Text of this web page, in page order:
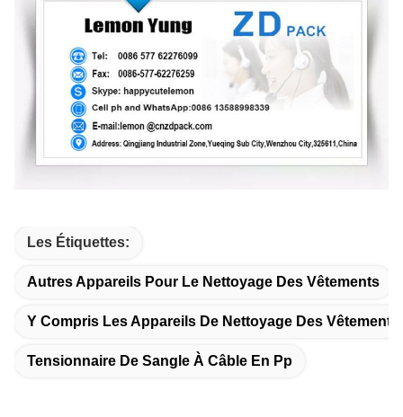
Les Étiquettes:
Autres Appareils Pour Le Nettoyage Des Vêtements
Y Compris Les Appareils De Nettoyage Des Vêtements
Tensionnaire De Sangle À Câble En Pp